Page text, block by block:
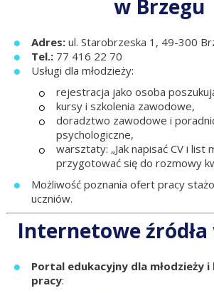
w Brzegu
Adres:ul. Starobrzeska 1, 49-300
Tel.:77 416 22 70
Usługi dla młodzieży:
rejestracja jako osoba
kursy i szkolenia zawodowe,
doradztwo zawodowe i
psychologiczne,
warsztaty: „Jak napisać CV i list
przygotować się do rozmowy
Możliwość poznania ofert pracy
uczniów.
Internetowe
Portal edukacyjny dla młodzieży
pracy: